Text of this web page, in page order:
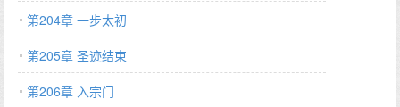
第204章 一步太初
第205章 圣迹结束
第206章 入宗门